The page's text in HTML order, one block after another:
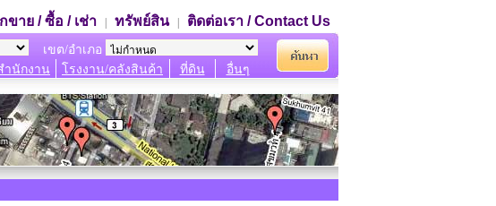
ขาย / ซื้อ / เช่า ทรัพย์สิน| ติดต่อเรา / Contact Us
เขต/อำเภอ
ำนักงาน โรงงาน/คลังสินค้า ที่ดิน อื่นๆ